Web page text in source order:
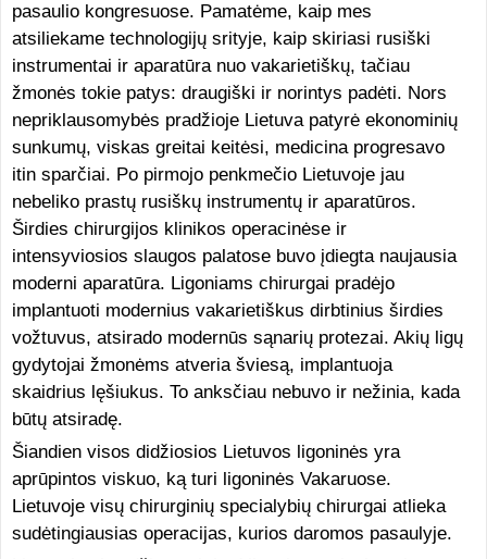
pasaulio kongresuose. Pamatėme, kaip mes
atsiliekame technologijų srityje, kaip skiriasi rusiški
instrumentai ir aparatūra nuo vakarietiškų, tačiau
žmonės tokie patys: draugiški ir norintys padėti. Nors
nepriklausomybės pradžioje Lietuva patyrė ekonominių
sunkumų, viskas greitai keitėsi, medicina progresavo
itin sparčiai. Po pirmojo penkmečio Lietuvoje jau
nebeliko prastų rusiškų instrumentų ir aparatūros.
Širdies chirurgijos klinikos operacinėse ir
intensyviosios slaugos palatose buvo įdiegta naujausia
moderni aparatūra. Ligoniams chirurgai pradėjo
implantuoti modernius vakarietiškus dirbtinius širdies
vožtuvus, atsirado modernūs sąnarių protezai. Akių ligų
gydytojai žmonėms atveria šviesą, implantuoja
skaidrius lęšiukus. To anksčiau nebuvo ir nežinia, kada
būtų atsiradę.
Šiandien visos didžiosios Lietuvos ligoninės yra
aprūpintos viskuo, ką turi ligoninės Vakaruose.
Lietuvoje visų chirurginių specialybių chirurgai atlieka
sudėtingiausias operacijas, kurios daromos pasaulyje.